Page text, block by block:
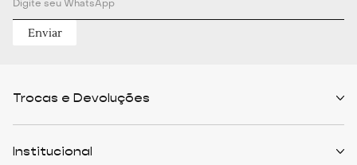
Enviar
Trocas e Devoluções
Formas de Pagamento
Institucional